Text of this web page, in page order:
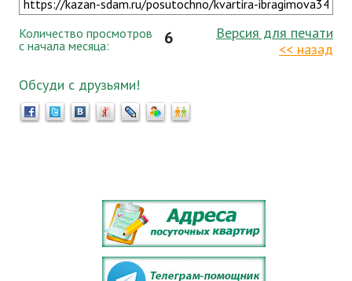
Количество просмотров
с начала месяца:
6
Версия для печати
<< назад
Обсуди с друзьями!